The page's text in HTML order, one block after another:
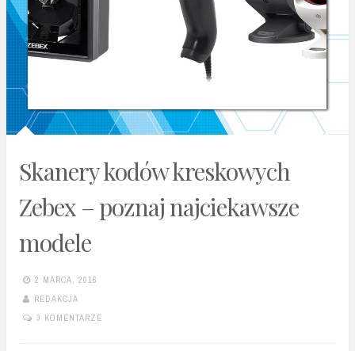
Skanery kodów kreskowych
Zebex – poznaj najciekawsze
modele
2 MARCA, 2016
REDAKCJA
3 KOMENTARZE